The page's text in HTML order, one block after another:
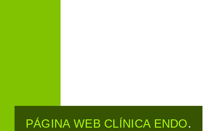
PÁGINA WEB CLÍNICA ENDO.